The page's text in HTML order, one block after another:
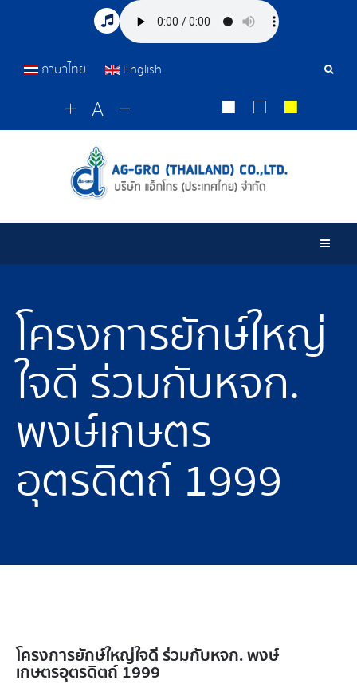
เครื่อ
ภาษาไทย English
โครงการยักษ์ใหญ่
ใจดี ร่วมกับหจก.
พงษ์เกษตร
อุตรดิตถ์ 1999
โครงการยักษ์ใหญ่ใจดี ร่วมกับหจก. พงษ์
เกษตรอุตรดิตถ์ 1999